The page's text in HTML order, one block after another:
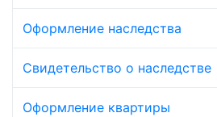
Оформление наследства
Свидетельство о наследстве
Оформление квартиры